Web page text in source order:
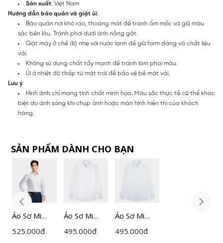
Sản xuất: Việt Nam
Hướng dẫn bảo quản và giặt ủi:
Bảo quản nơi khô ráo, thoáng mát để tránh ẩm mốc và giữ màu
sắc bền lâu. Tránh phơi dưới ánh nắng gắt.
Giặt máy ở chế độ nhẹ với nước lạnh để giữ form dáng và chất liệu
vải.
Không sử dụng chất tẩy mạnh để tránh làm phai màu.
Ủi ở nhiệt độ thấp từ mặt trái để bảo vệ bề mặt vải.
Lưu ý:
Hình ảnh chỉ mang tính chất minh họa. Màu sắc thực tế có thể khác
biệt do ánh sáng khi chụp ảnh hoặc màn hình hiển thị của khách
hàng.
SẢN PHẨM DÀNH CHO BẠN
Áo Sơ Mi
Nam Trắng
525.000đ
Áo Sơ Mi
Nam
495.000đ
Áo Sơ Mi
Nam
495.000đ